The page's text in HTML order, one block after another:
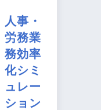
人事・
労務業
務効率
化シミ
ュレー
ション